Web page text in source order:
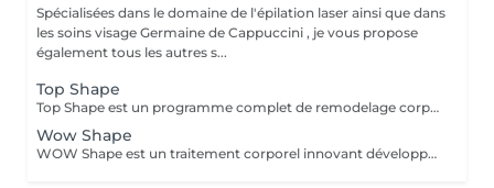
Spécialisées dans le domaine de l'épilation laser ainsi que dans
les soins visage Germaine de Cappuccini , je vous propose
également tous les autres s...
Top Shape
Top Shape est un programme complet de remodelage corporel développé par Germaine de Capuccini. Ce plan personnalisé vise à réduire les accumulations de graisse, raffermir les zones relâchées et éliminer les toxines, en tenant compte des particularités de chaque corps.
Wow Shape
WOW Shape est un traitement corporel innovant développé par Germaine de Capuccini. Ce soin vise à remodeler la silhouette, réduire la cellulite et améliorer la texture de la peau. Il combine une technique de vacuum packed avec des actifs puissants pour offrir des résultats visibles rapidement. Principaux bénéfices du traitement WOW Shape : Effet anti-cellulite : cible et réduit la cellulite en stimulant la combustion des graisses. Effet détoxifiant : favorise le drainage, active la circulation et élimine les toxines. Effet amincissant : réduit le volume et aide à libérer la rétention d'eau grâce à son action drainante. Effet préventif : aide à prévenir la formation de nouveaux dépôts graisseux.